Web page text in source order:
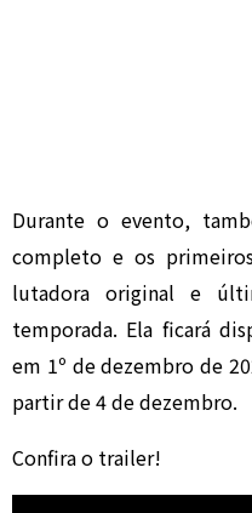
Durante o evento,
completo e os
lutadora original e
temporada. Ela ficará
em 1º de dezembro de
partir de 4 de dezembro.
Confira o trailer!